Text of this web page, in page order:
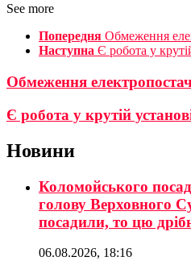
See more
Попередня Обмеження
Наступна Є робота у
Обмеження
Є робота у крутій
Новини
Коломойського
голову Верховного
посадили, то цю
06.08.2026, 18:16